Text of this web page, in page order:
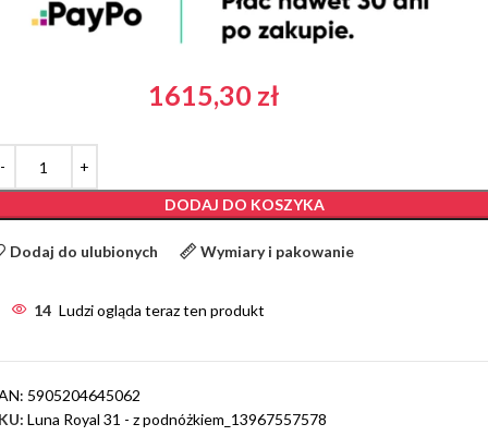
1615,30 zł
DODAJ DO KOSZYKA
Dodaj do ulubionych Wymiary i pakowanie
14 Ludzi ogląda teraz ten produkt
5905204645062
Luna Royal 31 - z podnóżkiem_13967557578